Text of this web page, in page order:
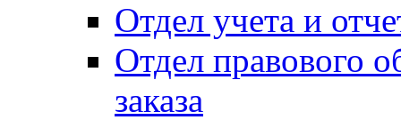
Отдел учета и
Отдел правового
заказа